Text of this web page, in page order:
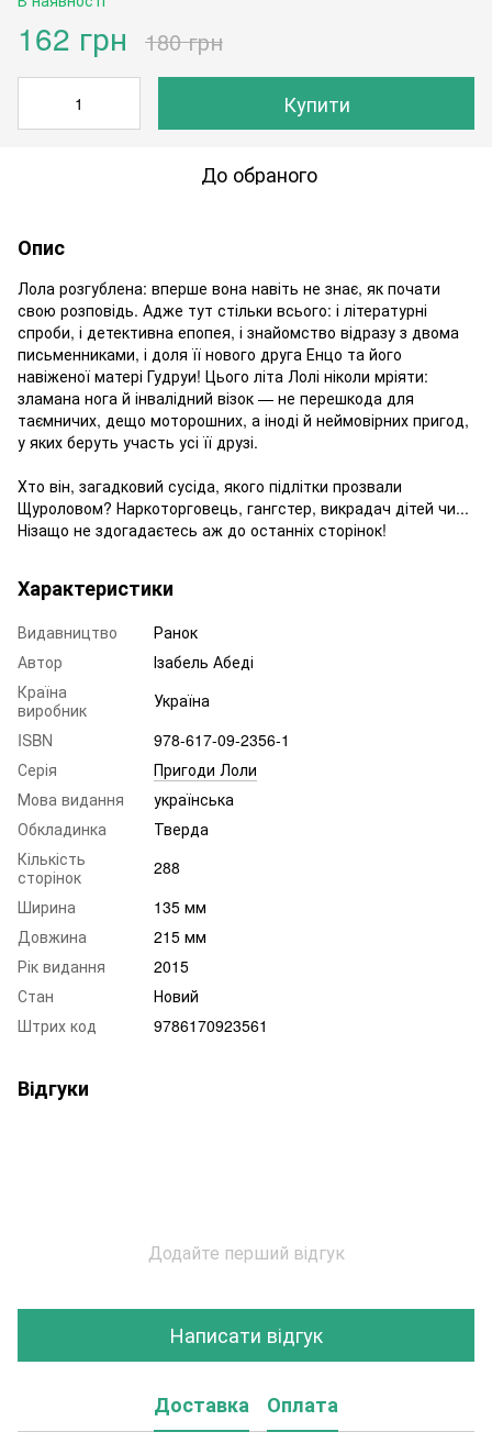
162 грн 180 грн
Купити
До обраного
Опис
Лола розгублена: вперше вона навіть не знає, як почати
свою розповідь. Адже тут стільки всього: і літературні
спроби, і детективна епопея, і знайомство відразу з двома
письменниками, і доля її нового друга Енцо та його
навіженої матері Гудруи! Цього літа Лолі ніколи мріяти:
зламана нога й інвалідний візок — не перешкода для
таємничих, дещо моторошних, а іноді й неймовірних пригод,
у яких беруть участь усі її друзі.
Хто він, загадковий сусіда, якого підлітки прозвали
Щуроловом? Наркоторговець, гангстер, викрадач дітей чи...
Нізащо не здогадаєтесь аж до останніх сторінок!
Характеристики
Видавництво
Ранок
Автор
Ізабель Абеді
Країна
виробник
Україна
ISBN
978-617-09-2356-1
Серія
Пригоди Лоли
Мова видання
українська
Обкладинка
Тверда
Кількість
сторінок
288
Ширина
135 мм
Довжина
215 мм
Рік видання
2015
Стан
Новий
Штрих код
9786170923561
Відгуки
Додайте перший відгук
Написати відгук
Доставка Оплата